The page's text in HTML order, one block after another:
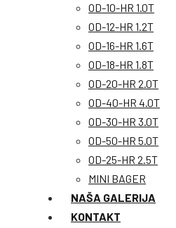
OD-10-HR 1.0T
OD-12-HR 1.2T
OD-16-HR 1.6T
OD-18-HR 1.8T
OD-20-HR 2.0T
OD-40-HR 4.0T
OD-30-HR 3.0T
OD-50-HR 5.0T
OD-25-HR 2.5T
MINI BAGER
NAŠA GALERIJA
KONTAKT